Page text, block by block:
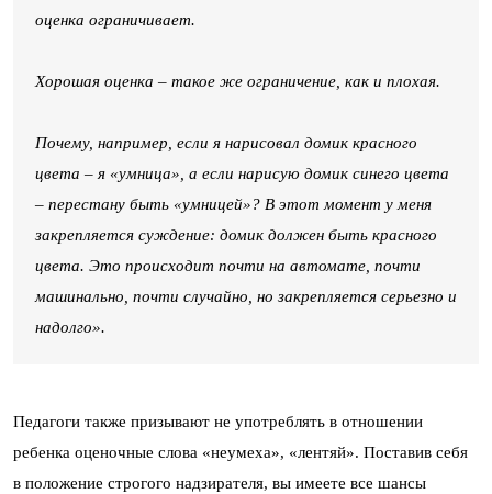
оценка ограничивает.
Хорошая оценка – такое же ограничение, как и плохая.
Почему, например, если я нарисовал домик красного
цвета – я «умница», а если нарисую домик синего цвета
– перестану быть «умницей»? В этот момент у меня
закрепляется суждение: домик должен быть красного
цвета. Это происходит почти на автомате, почти
машинально, почти случайно, но закрепляется серьезно и
надолго».
Педагоги также призывают не употреблять в отношении
ребенка оценочные слова «неумеха», «лентяй». Поставив себя
в положение строгого надзирателя, вы имеете все шансы